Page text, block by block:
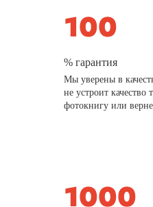
% гарантия
Мы уверены в
не устроит качество
фотокнигу или